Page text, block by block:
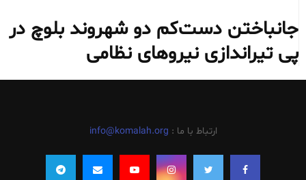
جانباختن دست‌کم دو شهروند بلوچ در
پی تیراندازی نیروهای نظامی
ارتباط با ما : info@komalah.org